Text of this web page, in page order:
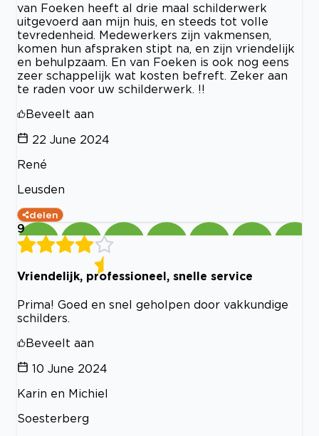
van Foeken heeft al drie maal schilderwerk
uitgevoerd aan mijn huis, en steeds tot volle
tevredenheid. Medewerkers zijn vakmensen,
komen hun afspraken stipt na, en zijn vriendelijk
en behulpzaam. En van Foeken is ook nog eens
zeer schappelijk wat kosten befreft. Zeker aan
te raden voor uw schilderwerk. !!
Beveelt aan
22 June 2024
René
Leusden
delen
9
Vriendelijk, professioneel, snelle service
Prima! Goed en snel geholpen door vakkundige
schilders.
Beveelt aan
10 June 2024
Karin en Michiel
Soesterberg